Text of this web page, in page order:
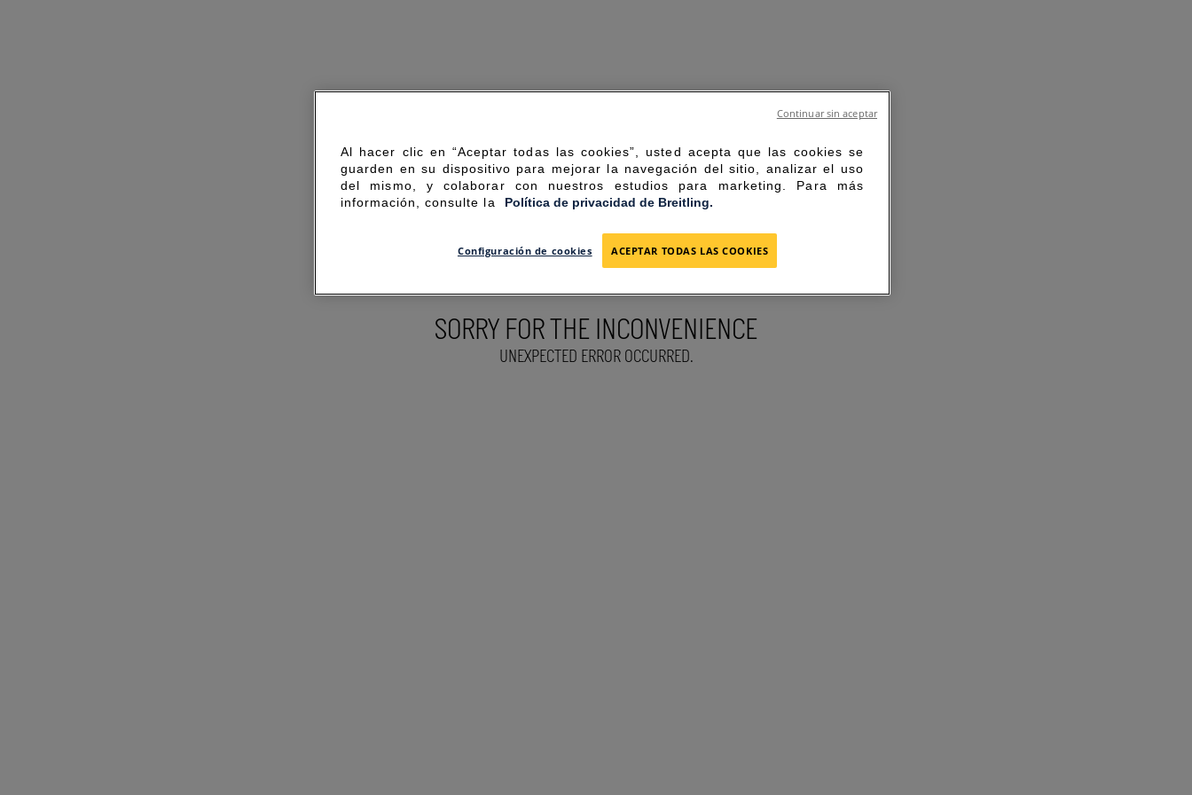
SORRY FOR THE INCONVENIENCE
UNEXPECTED ERROR OCCURRED.
Al hacer clic en “Aceptar todas las cookies”, usted acepta que las cookies se
guarden en su dispositivo para mejorar la navegación del sitio, analizar el uso
del mismo, y colaborar con nuestros estudios para marketing. Para más
información, consulte la
Política de privacidad de Breitling.
Configuración de cookies ACEPTAR TODAS LAS COOKIES
Continuar sin aceptar